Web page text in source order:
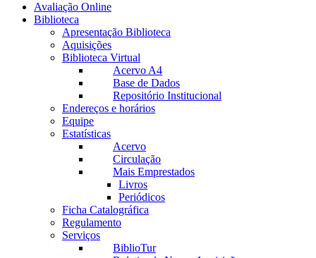
Avaliação Online
Biblioteca
Apresentação Biblioteca
Aquisições
Biblioteca Virtual
Acervo A4
Base de Dados
Repositório Institucional
Endereços e horários
Equipe
Estatísticas
Acervo
Circulação
Mais Emprestados
Livros
Periódicos
Ficha Catalográfica
Regulamento
Serviços
BiblioTur